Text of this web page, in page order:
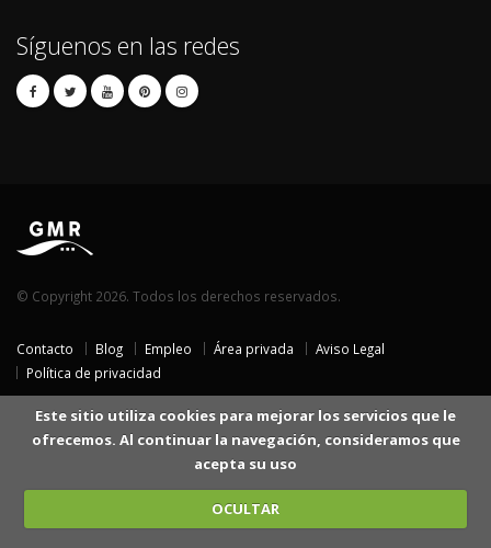
Síguenos en las redes
© Copyright 2026. Todos los derechos reservados.
Contacto Blog Empleo Área privada
Aviso Legal
Política de privacidad
Este sitio utiliza cookies para mejorar los servicios que le
ofrecemos. Al continuar la navegación, consideramos que
acepta su uso
OCULTAR